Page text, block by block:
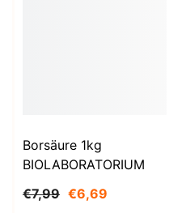
Borsäure 1kg
BIOLABORATORIUM
€7,99 €6,69